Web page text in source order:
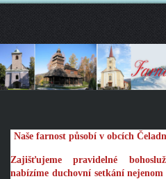
Naše farnost působí v obcích
Zajišťujeme pravidelné
nabízíme duchovní setkání